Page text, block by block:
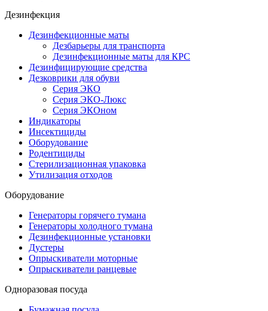
Дезинфекция
Дезинфекционные маты
Дезбарьеры для транспорта
Дезинфекционные маты для КРС
Дезинфицирующие средства
Дезковрики для обуви
Серия ЭКО
Серия ЭКО-Люкс
Серия ЭКОном
Индикаторы
Инсектициды
Оборудование
Родентициды
Стерилизационная упаковка
Утилизация отходов
Оборудование
Генераторы горячего тумана
Генераторы холодного тумана
Дезинфекционные установки
Дустеры
Опрыскиватели моторные
Опрыскиватели ранцевые
Одноразовая посуда